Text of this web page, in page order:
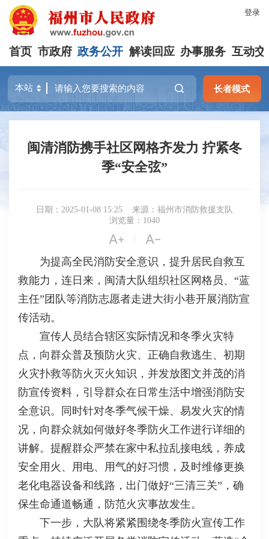
登录
首页 市政府 政务公开 解读回应 办事服务 互动交
长者模式
闽清消防携手社区网格齐发力 拧紧冬
季“安全弦”
日期：2025-01-08 15:25
来源：福州市消防救援支队
浏览量：1040
 | 
为提高全民消防安全意识，提升居民自救互
救能力，连日来，闽清大队组织社区网格员、“蓝
主任”团队等消防志愿者走进大街小巷开展消防宣
传活动。
宣传人员结合辖区实际情况和冬季火灾特
点，向群众普及预防火灾、正确自救逃生、初期
火灾扑救等防火灭火知识，并发放图文并茂的消
防宣传资料，引导群众在日常生活中增强消防安
全意识。同时针对冬季气候干燥、易发火灾的情
况，向群众就如何做好冬季防火工作进行详细的
讲解。提醒群众严禁在家中私拉乱接电线，养成
安全用火、用电、用气的好习惯，及时维修更换
老化电器设备和线路，出门做好“三清三关”，确
保生命通道畅通，防范火灾事故发生。
下一步，大队将紧紧围绕冬季防火宣传工作